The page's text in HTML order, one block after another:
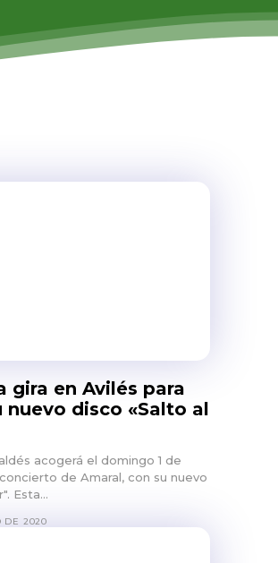
gira en Avilés para
disco «Salto al
acogerá el domingo 1 de
de Amaral, con su nuevo
Esta...
DE 2020